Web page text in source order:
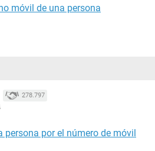
móvil de una persona
278.797
persona por el número de móvil